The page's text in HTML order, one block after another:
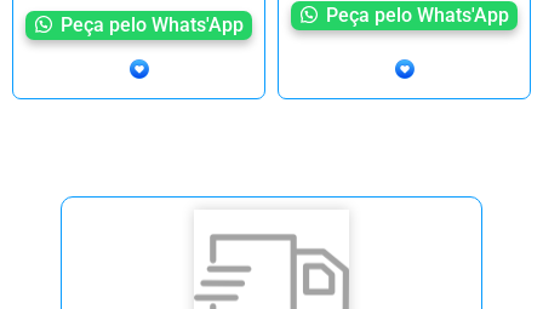
Peça pelo Whats'App Peça pelo Whats'App